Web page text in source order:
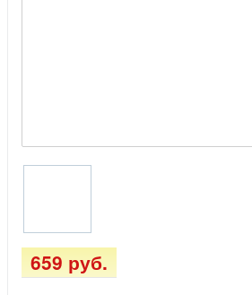
659 руб.